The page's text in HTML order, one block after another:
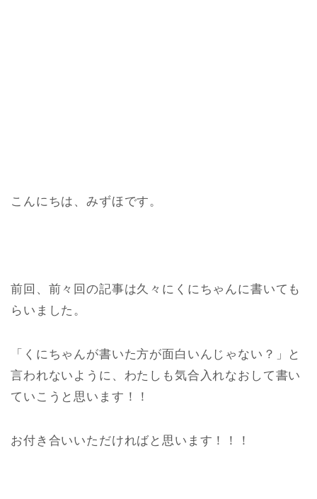
こんにちは、みずほです。
前回、前々回の記事は久々にくにちゃんに書いても
らいました。
「くにちゃんが書いた方が面白いんじゃない？」と
言われないように、わたしも気合入れなおして書い
ていこうと思います！！
お付き合いいただければと思います！！！